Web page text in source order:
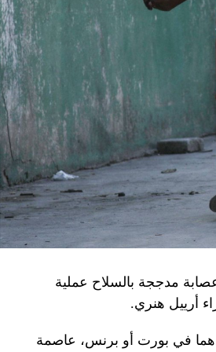
الأجهزة الأوكرانية
من جهاز الدولة
الروسي ويُشتبه في أن
تجنيد عسكريين «مقرّبين من
الأوكرانية أن أحد أعضاء
الصربية قبل وصوله
الصينية في يوغوسلافيا عام
أمس، في اليوم الثاني
التجارية.
محطات الصعود في طواف
مدججة بالسلاح عملية
أرييل هنري.
في بورت أو برنس، عاصمة